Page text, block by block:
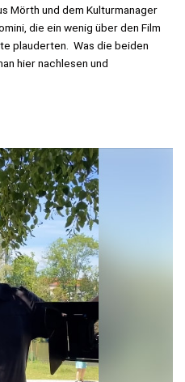
Mörth und dem Kulturmanager
die ein wenig über den Film
plauderten. Was die beiden
hier nachlesen und